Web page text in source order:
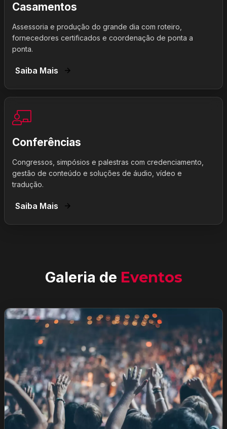
Casamentos
Assessoria e produção do grande dia com roteiro,
fornecedores certificados e coordenação de ponta a
ponta.
Saiba Mais
Conferências
Congressos, simpósios e palestras com credenciamento,
gestão de conteúdo e soluções de áudio, vídeo e
tradução.
Saiba Mais
Galeria de Eventos